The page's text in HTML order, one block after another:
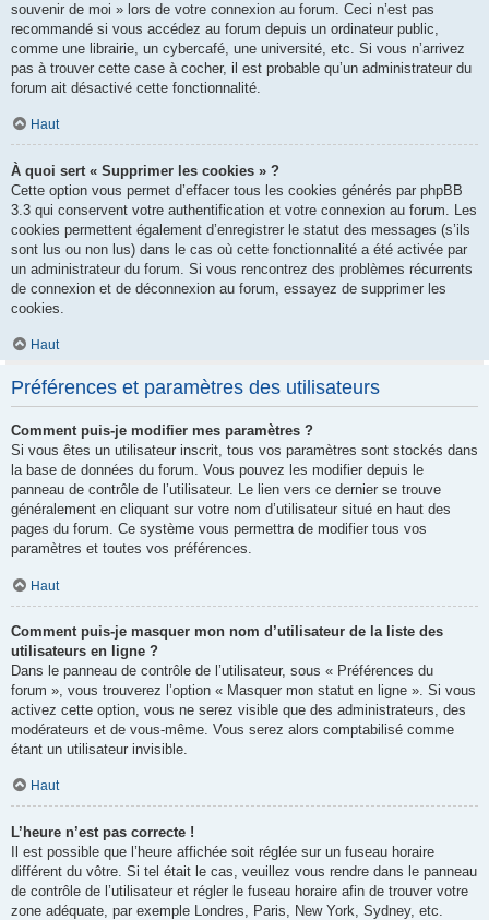
souvenir de moi » lors de votre connexion au forum. Ceci n’est pas
recommandé si vous accédez au forum depuis un ordinateur public,
comme une librairie, un cybercafé, une université, etc. Si vous n’arrivez
pas à trouver cette case à cocher, il est probable qu’un administrateur du
forum ait désactivé cette fonctionnalité.
Haut
À quoi sert « Supprimer les cookies » ?
Cette option vous permet d’effacer tous les cookies générés par phpBB
3.3 qui conservent votre authentification et votre connexion au forum. Les
cookies permettent également d’enregistrer le statut des messages (s’ils
sont lus ou non lus) dans le cas où cette fonctionnalité a été activée par
un administrateur du forum. Si vous rencontrez des problèmes récurrents
de connexion et de déconnexion au forum, essayez de supprimer les
cookies.
Haut
Préférences et paramètres des utilisateurs
Comment puis-je modifier mes paramètres ?
Si vous êtes un utilisateur inscrit, tous vos paramètres sont stockés dans
la base de données du forum. Vous pouvez les modifier depuis le
panneau de contrôle de l’utilisateur. Le lien vers ce dernier se trouve
généralement en cliquant sur votre nom d’utilisateur situé en haut des
pages du forum. Ce système vous permettra de modifier tous vos
paramètres et toutes vos préférences.
Haut
Comment puis-je masquer mon nom d’utilisateur de la liste des
utilisateurs en ligne ?
Dans le panneau de contrôle de l’utilisateur, sous « Préférences du
forum », vous trouverez l’option « Masquer mon statut en ligne ». Si vous
activez cette option, vous ne serez visible que des administrateurs, des
modérateurs et de vous-même. Vous serez alors comptabilisé comme
étant un utilisateur invisible.
Haut
L’heure n’est pas correcte !
Il est possible que l’heure affichée soit réglée sur un fuseau horaire
différent du vôtre. Si tel était le cas, veuillez vous rendre dans le panneau
de contrôle de l’utilisateur et régler le fuseau horaire afin de trouver votre
zone adéquate, par exemple Londres, Paris, New York, Sydney, etc.